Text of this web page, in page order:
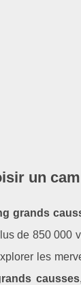
un
grands
de 850 000
les
causses